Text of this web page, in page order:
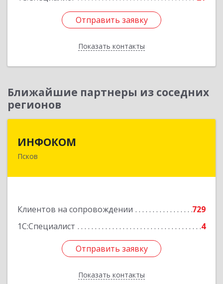
Отправить заявку
Показать контакты
Отправить заявку
Назад
Ближайшие партнеры из соседних
регионов
ИНФОКОМ
Псков
Клиентов на сопровождении
729
1С:Специалист
4
Отправить заявку
Показать контакты
180000, Псковская обл, Псков г, Советская ул,
Отправить заявку
Назад